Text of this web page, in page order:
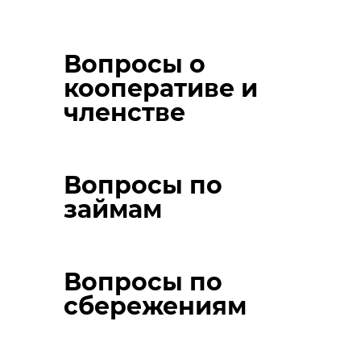
Вопросы о
кооперативе и
членстве
Вопросы по
займам
Вопросы по
сбережениям